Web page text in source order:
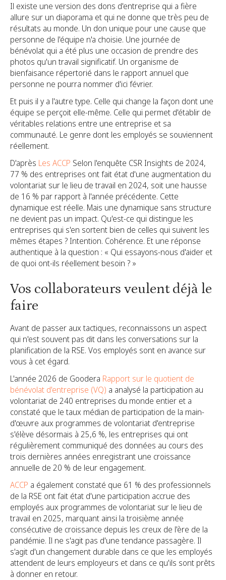
Il existe une version des dons d'entreprise qui a fière
allure sur un diaporama et qui ne donne que très peu de
résultats au monde. Un don unique pour une cause que
personne de l'équipe n'a choisie. Une journée de
bénévolat qui a été plus une occasion de prendre des
photos qu'un travail significatif. Un organisme de
bienfaisance répertorié dans le rapport annuel que
personne ne pourra nommer d'ici février.
Et puis il y a l'autre type. Celle qui change la façon dont une
équipe se perçoit elle-même. Celle qui permet d'établir de
véritables relations entre une entreprise et sa
communauté. Le genre dont les employés se souviennent
réellement.
D'après Les ACCP Selon l'enquête CSR Insights de 2024,
77 % des entreprises ont fait état d'une augmentation du
volontariat sur le lieu de travail en 2024, soit une hausse
de 16 % par rapport à l'année précédente. Cette
dynamique est réelle. Mais une dynamique sans structure
ne devient pas un impact. Qu'est-ce qui distingue les
entreprises qui s'en sortent bien de celles qui suivent les
mêmes étapes ? Intention. Cohérence. Et une réponse
authentique à la question : « Qui essayons-nous d'aider et
de quoi ont-ils réellement besoin ? »
Vos collaborateurs veulent déjà le
faire
Avant de passer aux tactiques, reconnaissons un aspect
qui n'est souvent pas dit dans les conversations sur la
planification de la RSE. Vos employés sont en avance sur
vous à cet égard.
L'année 2026 de Goodera Rapport sur le quotient de
bénévolat d'entreprise (VQ) a analysé la participation au
volontariat de 240 entreprises du monde entier et a
constaté que le taux médian de participation de la main-
d'œuvre aux programmes de volontariat d'entreprise
s'élève désormais à 25,6 %, les entreprises qui ont
régulièrement communiqué des données au cours des
trois dernières années enregistrant une croissance
annuelle de 20 % de leur engagement.
ACCP a également constaté que 61 % des professionnels
de la RSE ont fait état d'une participation accrue des
employés aux programmes de volontariat sur le lieu de
travail en 2025, marquant ainsi la troisième année
consécutive de croissance depuis les creux de l'ère de la
pandémie. Il ne s'agit pas d'une tendance passagère. Il
s'agit d'un changement durable dans ce que les employés
attendent de leurs employeurs et dans ce qu'ils sont prêts
à donner en retour.